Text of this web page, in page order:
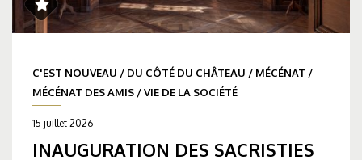
C'EST NOUVEAU / DU CÔTÉ DU CHÂTEAU / MÉCÉNAT /
MÉCÉNAT DES AMIS /VIE DE LA SOCIÉTÉ
15 juillet 2026
INAUGURATION DES SACRISTIES